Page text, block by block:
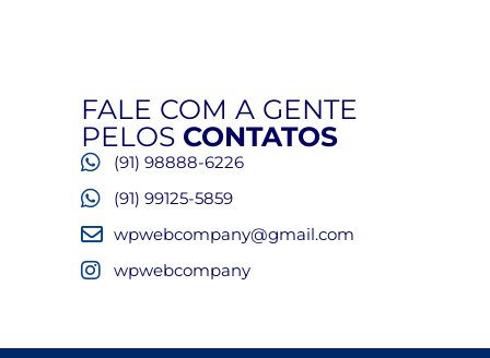
FALE COM A GENTE
PELOS CONTATOS
(91) 98888-6226
(91) 99125-5859
wpwebcompany@gmail.com
wpwebcompany